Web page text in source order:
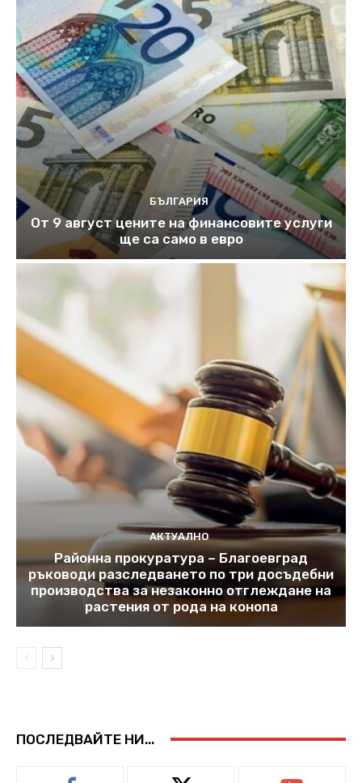
БЪЛГАРИЯ
От 9 август цените на финансовите услуги
ще са само в евро
АКТУАЛНО
Районна прокуратура – Благоевград
ръководи разследването по три досъдебни
производства за незаконно отглеждане на
растения от рода на конопа
ПОСЛЕДВАЙТЕ НИ...